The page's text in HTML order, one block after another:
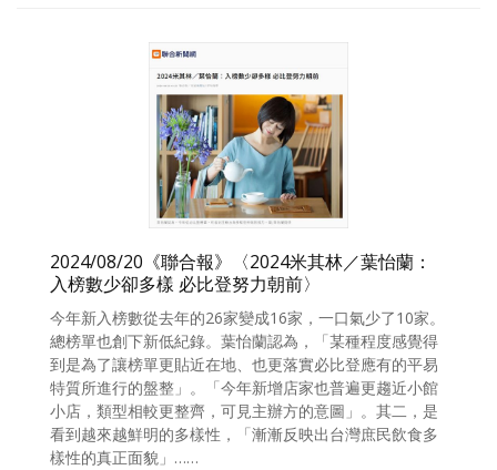
2024/08/20《聯合報》〈2024米其林／葉怡蘭：
入榜數少卻多樣 必比登努力朝前〉
今年新入榜數從去年的26家變成16家，一口氣少了10家。
總榜單也創下新低紀錄。葉怡蘭認為，「某種程度感覺得
到是為了讓榜單更貼近在地、也更落實必比登應有的平易
特質所進行的盤整」。「今年新增店家也普遍更趨近小館
小店，類型相較更整齊，可見主辦方的意圖」。其二，是
看到越來越鮮明的多樣性，「漸漸反映出台灣庶民飲食多
樣性的真正面貌」……